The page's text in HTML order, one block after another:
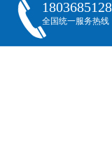
全国统一服务热线